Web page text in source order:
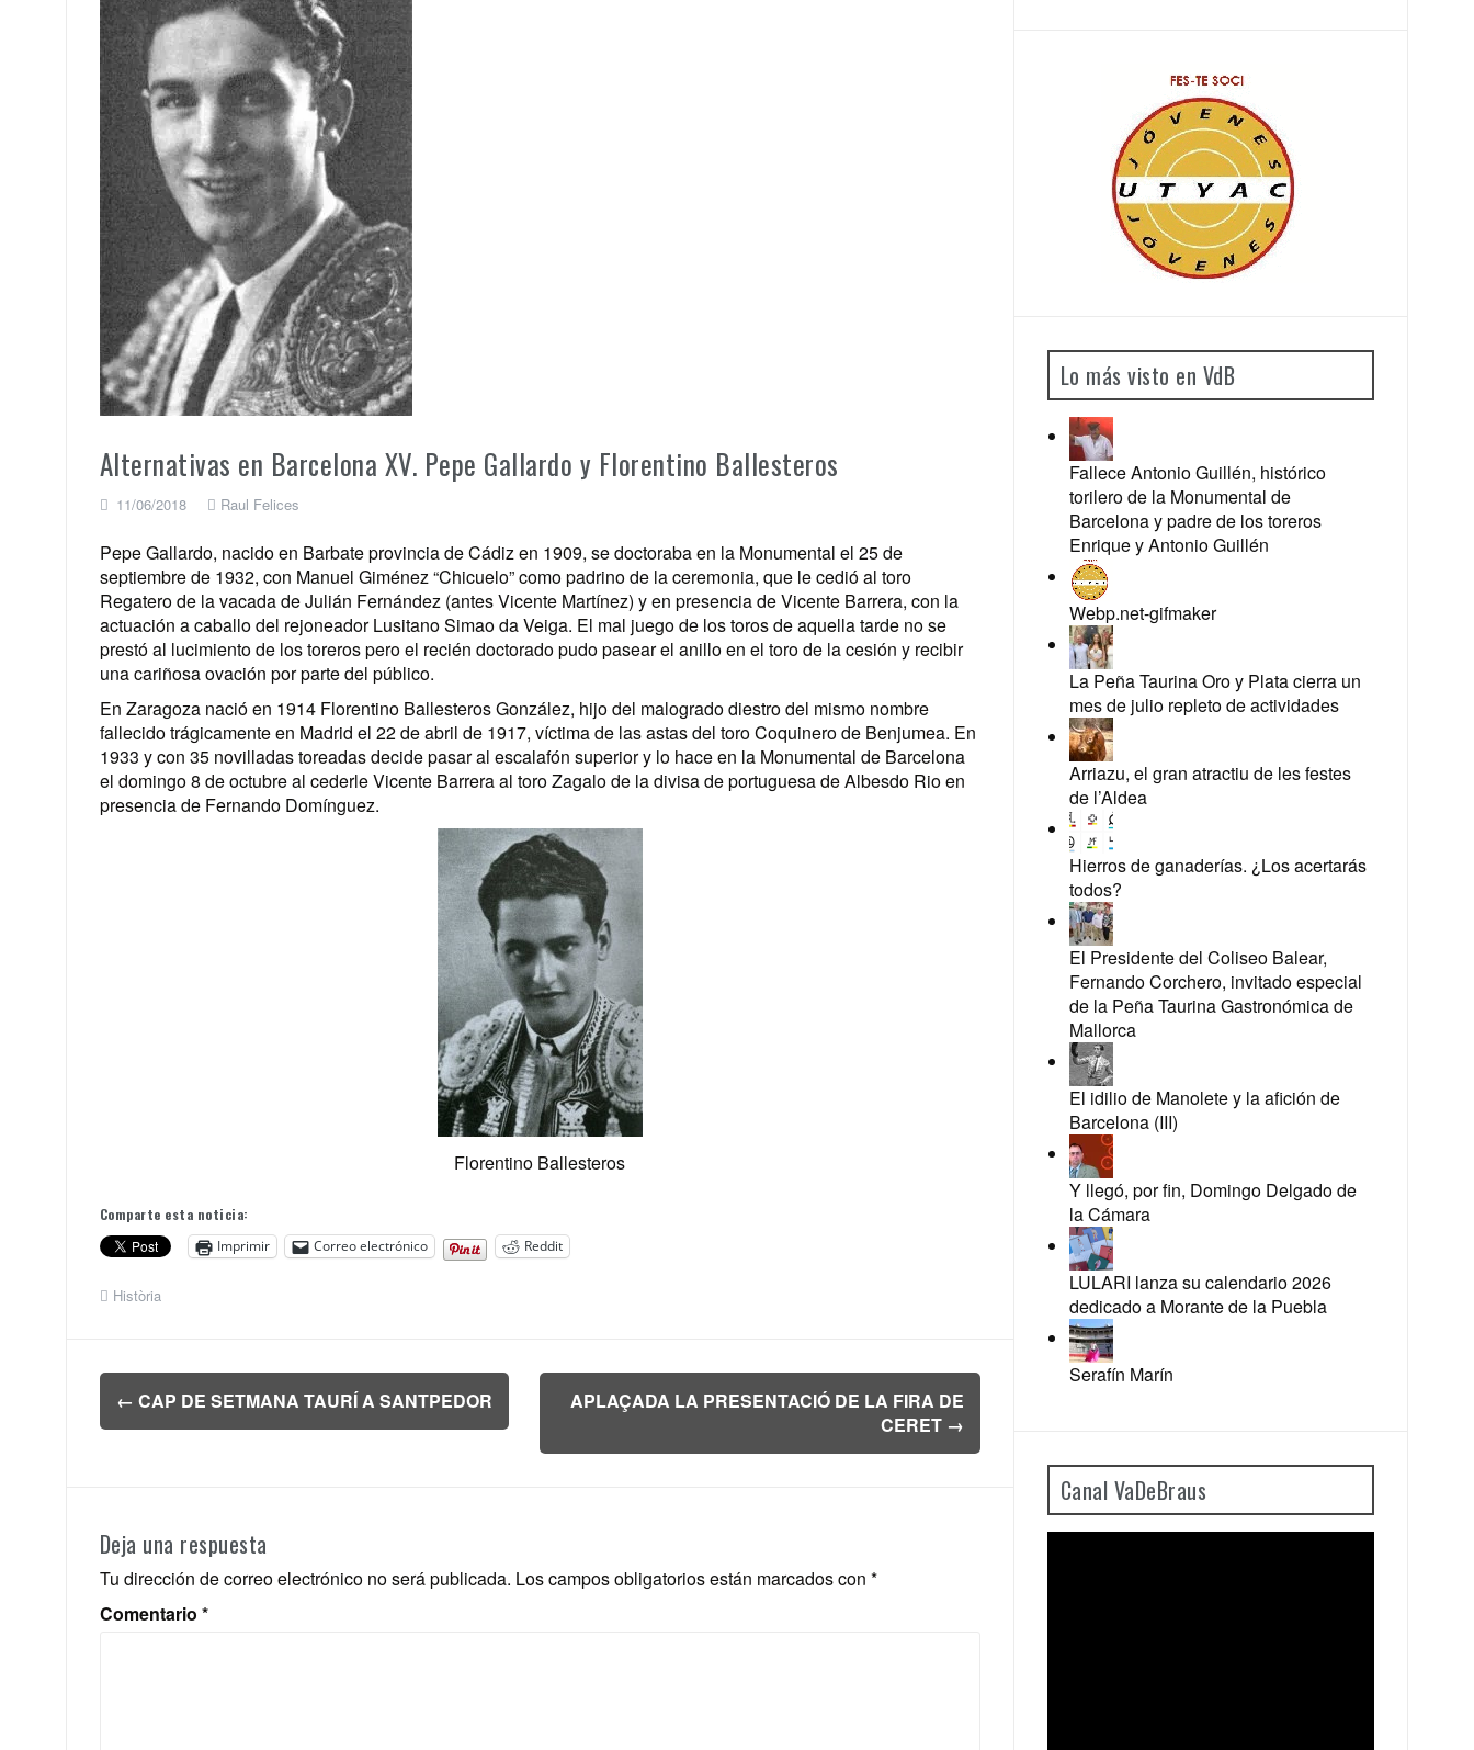
Alternativas en Barcelona XV. Pepe Gallardo y Florentino Ballesteros
11/06/2018 Raul Felices
Pepe Gallardo, nacido en Barbate provincia de Cádiz en 1909, se doctoraba en la Monumental el 25 de
septiembre de 1932, con Manuel Giménez “Chicuelo” como padrino de la ceremonia, que le cedió al toro
Regatero de la vacada de Julián Fernández (antes Vicente Martínez) y en presencia de Vicente Barrera, con la
actuación a caballo del rejoneador Lusitano Simao da Veiga. El mal juego de los toros de aquella tarde no se
prestó al lucimiento de los toreros pero el recién doctorado pudo pasear el anillo en el toro de la cesión y recibir
una cariñosa ovación por parte del público.
En Zaragoza nació en 1914 Florentino Ballesteros González, hijo del malogrado diestro del mismo nombre
fallecido trágicamente en Madrid el 22 de abril de 1917, víctima de las astas del toro Coquinero de Benjumea. En
1933 y con 35 novilladas toreadas decide pasar al escalafón superior y lo hace en la Monumental de Barcelona
el domingo 8 de octubre al cederle Vicente Barrera al toro Zagalo de la divisa de portuguesa de Albesdo Rio en
presencia de Fernando Domínguez.
Florentino Ballesteros
Comparte esta noticia:
Imprimir
Correo electrónico Reddit
Història
Navegación
de← CAP DE SETMANA TAURÍ A SANTPEDOR
APLAÇADA LA PRESENTACIÓ DE LA FIRA DE
CERET →
Deja una respuesta
Tu dirección de correo electrónico no será publicada. Los campos obligatorios están marcados con *
Comentario *
Lo más visto en VdB
Fallece Antonio Guillén, histórico
torilero de la Monumental de
Barcelona y padre de los toreros
Enrique y Antonio Guillén
Webp.net-gifmaker
La Peña Taurina Oro y Plata cierra un
mes de julio repleto de actividades
Arriazu, el gran atractiu de les festes
de l’Aldea
Hierros de ganaderías. ¿Los acertarás
todos?
El Presidente del Coliseo Balear,
Fernando Corchero, invitado especial
de la Peña Taurina Gastronómica de
Mallorca
El idilio de Manolete y la afición de
Barcelona (III)
Y llegó, por fin, Domingo Delgado de
la Cámara
LULARI lanza su calendario 2026
dedicado a Morante de la Puebla
Serafín Marín
Canal VaDeBraus